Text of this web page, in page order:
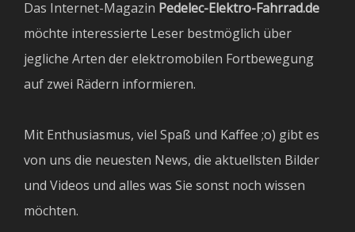
Das Internet-Magazin Pedelec-Elektro-Fahrrad.de
möchte interessierte Leser bestmöglich über
jegliche Arten der elektromobilen Fortbewegung
auf zwei Rädern informieren.
Mit Enthusiasmus, viel Spaß und Kaffee ;o) gibt es
von uns die neuesten News, die aktuellsten Bilder
und Videos und alles was Sie sonst noch wissen
möchten.